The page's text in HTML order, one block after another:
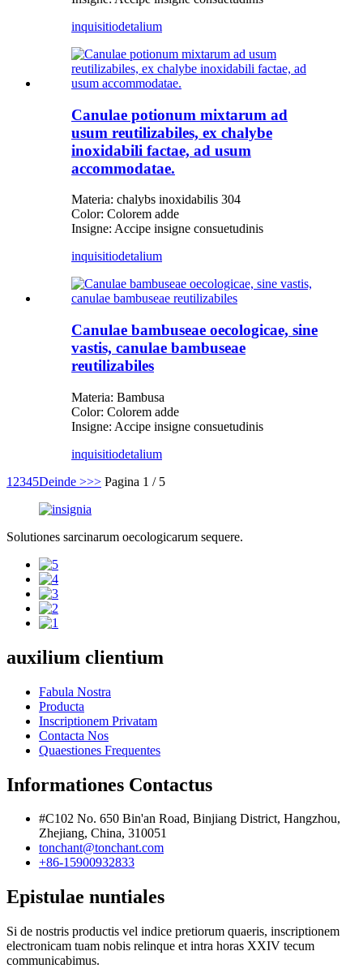
inquisitiodetalium
Canulae potionum mixtarum ad
usum reutilizabiles, ex chalybe
inoxidabili factae, ad usum
accommodatae.
Materia: chalybs inoxidabilis 304
Color: Colorem adde
Insigne: Accipe insigne consuetudinis
inquisitiodetalium
Canulae bambuseae oecologicae, sine
vastis, canulae bambuseae
reutilizabiles
Materia: Bambusa
Color: Colorem adde
Insigne: Accipe insigne consuetudinis
inquisitiodetalium
1 2345Deinde >>> Pagina 1 / 5
Solutiones sarcinarum oecologicarum sequere.
auxilium clientium
Fabula Nostra
Producta
Inscriptionem Privatam
Contacta Nos
Quaestiones Frequentes
Informationes Contactus
#C102 No. 650 Bin'an Road, Binjiang District, Hangzhou,
Zhejiang, China, 310051
tonchant@tonchant.com
+86-15900932833
Epistulae nuntiales
Si de nostris productis vel indice pretiorum quaeris, inscriptionem
electronicam tuam nobis relinque et intra horas XXIV tecum
communicabimus.